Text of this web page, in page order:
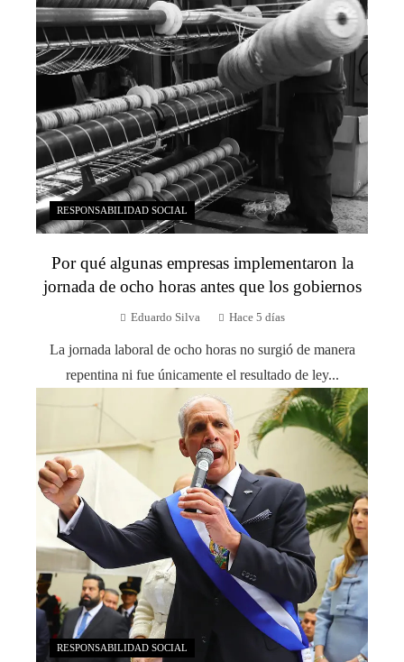
RESPONSABILIDAD SOCIAL
Por qué algunas empresas implementaron la
jornada de ocho horas antes que los gobiernos
Eduardo Silva Hace 5 días
La jornada laboral de ocho horas no surgió de manera
repentina ni fue únicamente el resultado de ley...
RESPONSABILIDAD SOCIAL